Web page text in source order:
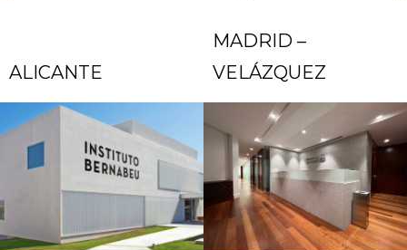
ALICANTE
MADRID –
VELÁZQUEZ